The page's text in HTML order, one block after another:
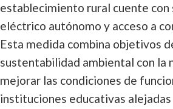
establecimiento rural cuente con
eléctrico autónomo y acceso a
Esta medida combina objetivos
sustentabilidad ambiental con la
mejorar las condiciones de
instituciones educativas